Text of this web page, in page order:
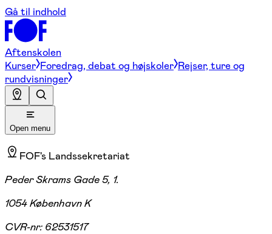
Gå til indhold
Aftenskolen
Kurser Foredrag, debat og højskoler Rejser, ture og
rundvisninger
Open menu
FOF's Landssekretariat
Peder Skrams Gade 5, 1.
1054 København K
CVR-nr: 62531517